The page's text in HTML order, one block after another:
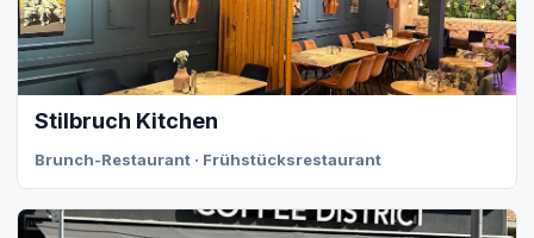
Stilbruch Kitchen
Brunch-Restaurant · Frühstücksrestaurant